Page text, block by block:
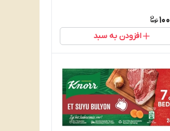
افزودن به سبد